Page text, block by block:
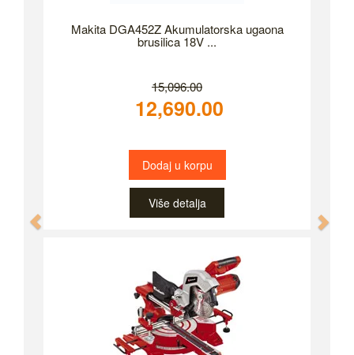
Makita DGA452Z Akumulatorska ugaona
brusilica 18V ...
15,096.00
12,690.00
Dodaj u korpu
Više detalja